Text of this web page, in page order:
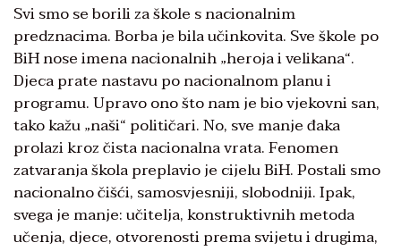
Svi smo se borili za škole s nacionalnim
predznacima. Borba je bila učinkovita. Sve škole po
BiH nose imena nacionalnih „heroja i velikana“.
Djeca prate nastavu po nacionalnom planu i
programu. Upravo ono što nam je bio vjekovni san,
tako kažu „naši“ političari. No, sve manje đaka
prolazi kroz čista nacionalna vrata. Fenomen
zatvaranja škola preplavio je cijelu BiH. Postali smo
nacionalno čišći, samosvjesniji, slobodniji. Ipak,
svega je manje: učitelja, konstruktivnih metoda
učenja, djece, otvorenosti prema svijetu i drugima,